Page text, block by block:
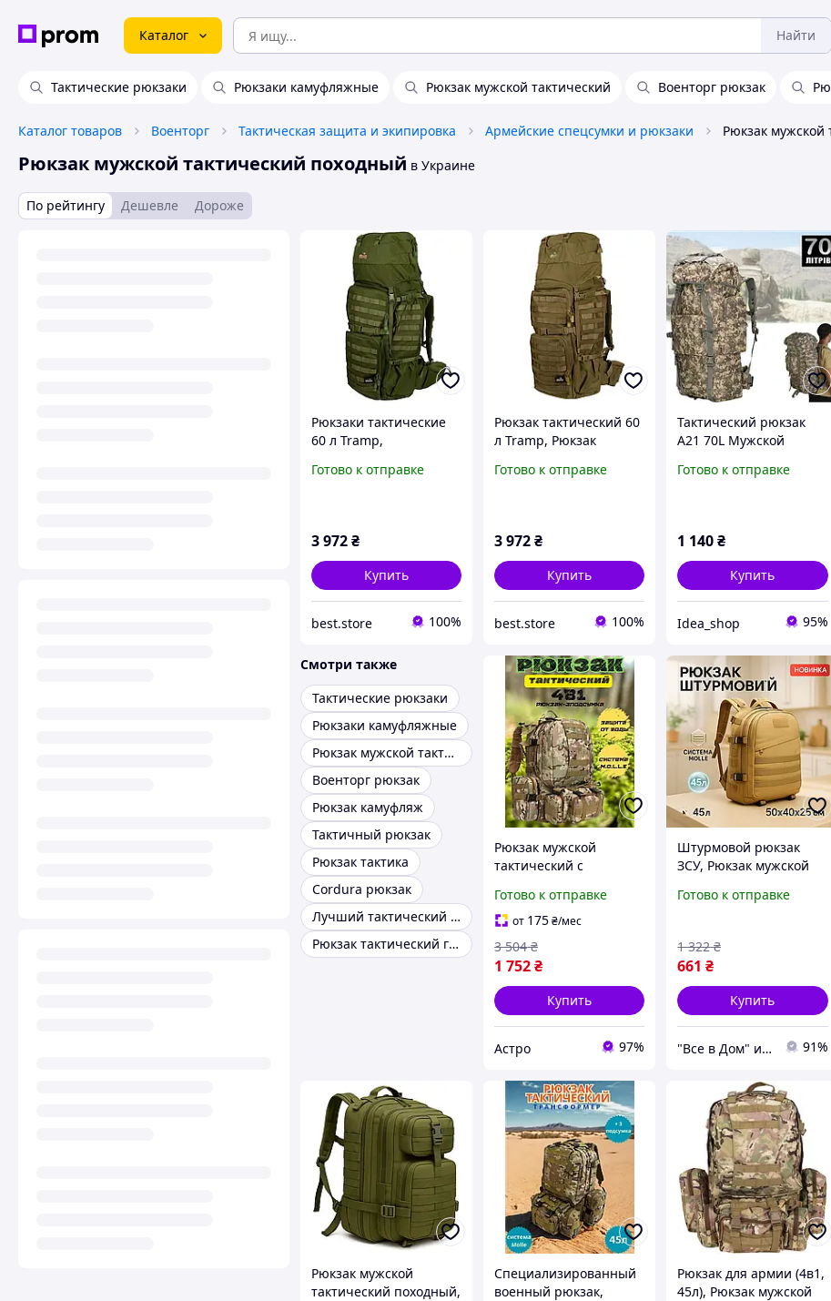
Каталог Найти
Тактические рюкзаки Рюкзаки камуфляжные Рюкзак мужской тактический Военторг рюкзак
Каталог товаров Военторг Тактическая защита и экипировка Армейские спецсумки и рюкзаки
Рюкзак мужской тактический походный в Украине
По рейтингу Дешевле Дороже
Рюкзаки тактические
60 л Tramp,
штурмовой военный
походный, Рюкзак
военный боевой
Готово к отправке
3 972₴
Купить
best.store 100%
Рюкзак тактический 60
л Tramp, Рюкзак
Тактический
мужской тактический
походный
Готово к отправке
3 972₴
Купить
best.store 100%
Тактический рюкзак
A21 70L Мужской
походный рюкзак 70л
Готово к отправке
1 140₴
Купить
Idea_shop 95%
Смотри также
Тактические рюкзаки
Рюкзаки камуфляжные
Рюкзак мужской тактический
Военторг рюкзак
Рюкзак камуфляж
Тактичный рюкзак
Рюкзак тактика
Cordura рюкзак
Лучший тактический рюкзак
Рюкзак тактический городской
Рюкзак мужской
тактический с
лямками, Рюкзак
мужской тактический
походный (4в1, 45л),
AST
Готово к отправке
от 175₴/мес
1 752₴
3 504 ₴
Купить
Астро 97%
Штурмовой рюкзак
ЗСУ, Рюкзак мужской
Походный для ВСУ TI-
Готово к отправке
661 ₴
1 322 ₴
Купить
"Все в Дом" интернет-магазин 91%
Рюкзак мужской
тактический походный,
Специализированный
военный рюкзак,
Рюкзак для армии (4в1,
45л), Рюкзак мужской